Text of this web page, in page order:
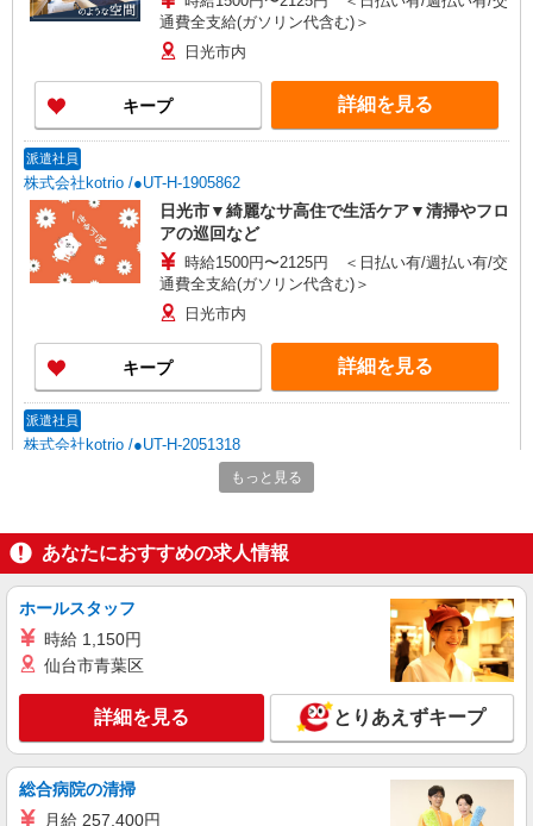
通費全支給(ガソリン代含む)＞
日光市内
キープ 詳細を見る
派遣社員
株式会社kotrio /●UT-H-1905862
日光市▼綺麗なサ高住で生活ケア▼清掃やフロ
アの巡回など
時給1500円〜2125円 ＜日払い有/週払い有/交
通費全支給(ガソリン代含む)＞
日光市内
キープ 詳細を見る
派遣社員
株式会社kotrio /●UT-H-2051318
日光市＊年齢不問◎未経験から安定した業界へ
＊サ高住
通費全支給(ガソリン代含む)＞
日光市内
キープ 詳細を見る
株式会社kotrio /●UT-H-2009613
向かう先は、笑顔の待つ場所！デイサービスの
サポート＆送迎STAFF
時給1500円〜2125円 ＜日払い有/週払い有/交
もっと見る
あなたにおすすめの求人情報
ホールスタッフ
時給 1,150円
仙台市青葉区
詳細を見る とりあえずキープ
総合病院の清掃
月給 257,400円